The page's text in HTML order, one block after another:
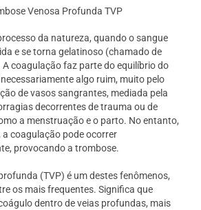
da natureza, quando o sangue
e se torna gelatinoso (chamado de
coagulação faz parte do equilíbrio do
algo ruim, muito pelo
de vasos sangrantes, mediada pela
decorrentes de trauma ou de
a menstruação e o parto. No entanto,
coagulação pode ocorrer
provocando a trombose.
(TVP) é um destes fenômenos,
os mais frequentes. Significa que
dentro de veias profundas, mais